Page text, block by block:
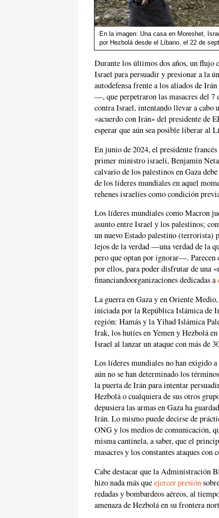
En la imagen: Una casa en Moreshet,
por Hezbolá desde el Líbano, el 22 de
Durante los últimos dos años, un flujo
Israel para persuadir y presionar a la
autodefensa frente a los aliados de
—, que perpetraron las masacres del 7
contra Israel, intentando llevar a cabo
«acuerdo con Irán» del presidente de
esperar que aún sea posible liberar al
En junio de 2024, el presidente
primer ministro israelí, Benjamin
calvario de los palestinos en Gaza
de los líderes mundiales en aquel
rehenes israelíes como condición
Los líderes mundiales como Macron
asunto entre Israel y los palestinos;
un nuevo Estado palestino (terrorista)
lejos de la verdad —una verdad de la
pero que optan por ignorar—. Parecen
por ellos, para poder disfrutar de una
financiandoorganizaciones dedicadas a
La guerra en Gaza y en Oriente
iniciada por la República Islámica de
región: Hamás y la Yihad Islámica
Irak, los hutíes en Yemen y Hezbolá
Israel al lanzar un ataque con más de
Los líderes mundiales no han exigido
aún no se han determinado los
la puerta de Irán para intentar
Hezbolá o cualquiera de sus otros
depusiera las armas en Gaza ha
Irán. Lo mismo puede decirse de
ONG y los medios de comunicación,
misma cantinela, a saber, que el
masacres y los constantes ataques con
Cabe destacar que la Administración
hizo nada más queejercer presión
redadas y bombardeos aéreos, al
amenaza de Hezbolá en su frontera